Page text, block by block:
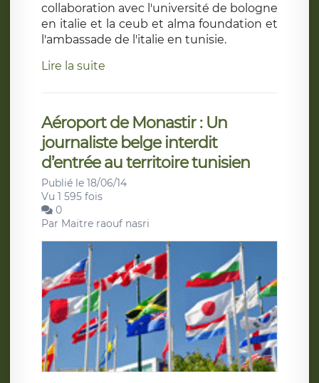
collaboration avec l'université de bologne
en italie et la ceub et alma foundation et
l'ambassade de l'italie en tunisie.
Lire la suite
Aéroport de Monastir : Un
journaliste belge interdit
d’entrée au territoire tunisien
Publié le 18/06/14
Vu 1 595 fois
0
Par Maitre raouf nasri